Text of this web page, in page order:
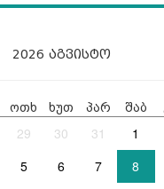
2026 აგვისტო
ოთხ ხუთ პარ შაბ
29 30 31 1
5 6 7 8